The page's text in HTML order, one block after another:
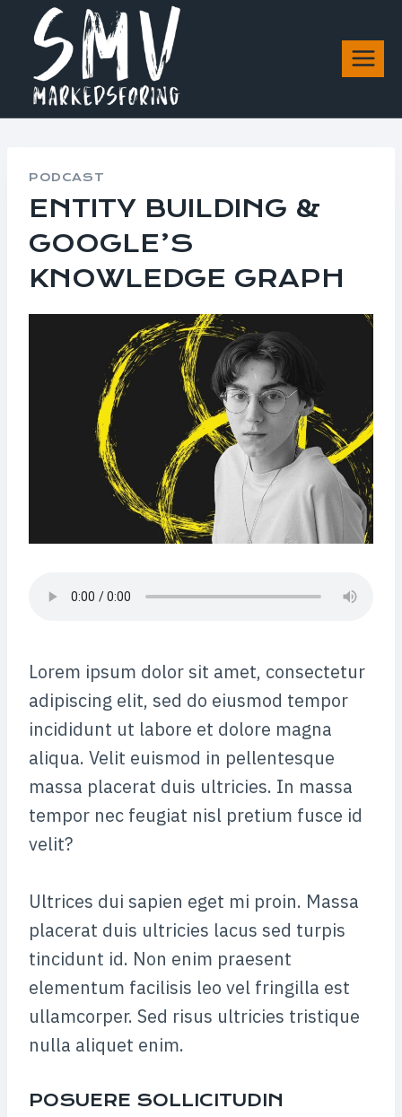
content
PODCAST
ENTITY BUILDING &
GOOGLE’S
KNOWLEDGE GRAPH
Lorem ipsum dolor sit amet, consectetur
adipiscing elit, sed do eiusmod tempor
incididunt ut labore et dolore magna
aliqua. Velit euismod in pellentesque
massa placerat duis ultricies. In massa
tempor nec feugiat nisl pretium fusce id
velit?
Ultrices dui sapien eget mi proin. Massa
placerat duis ultricies lacus sed turpis
tincidunt id. Non enim praesent
elementum facilisis leo vel fringilla est
ullamcorper. Sed risus ultricies tristique
nulla aliquet enim.
POSUERE SOLLICITUDIN